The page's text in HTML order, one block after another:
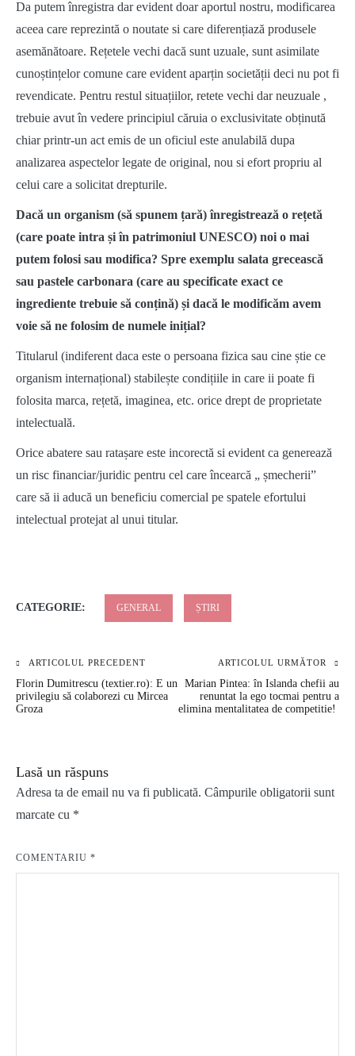
Da putem înregistra dar evident doar aportul nostru, modificarea
aceea care reprezintă o noutate si care diferențiază produsele
asemănătoare. Rețetele vechi dacă sunt uzuale, sunt asimilate
cunoștințelor comune care evident aparțin societății deci nu pot fi
revendicate. Pentru restul situațiilor, retete vechi dar neuzuale ,
trebuie avut în vedere principiul căruia o exclusivitate obținută
chiar printr-un act emis de un oficiul este anulabilă dupa
analizarea aspectelor legate de original, nou si efort propriu al
celui care a solicitat drepturile.
Dacă un organism (să spunem țară) înregistrează o rețetă
(care poate intra și în patrimoniul UNESCO) noi o mai
putem folosi sau modifica? Spre exemplu salata grecească
sau pastele carbonara (care au specificate exact ce
ingrediente trebuie să conțină) și dacă le modificăm avem
voie să ne folosim de numele inițial?
Titularul (indiferent daca este o persoana fizica sau cine știe ce
organism internațional) stabilește condițiile in care ii poate fi
folosita marca, rețetă, imaginea, etc. orice drept de proprietate
intelectuală.
Orice abatere sau ratașare este incorectă si evident ca generează
un risc financiar/juridic pentru cel care încearcă „ șmecherii”
care să ii aducă un beneficiu comercial pe spatele efortului
intelectual protejat al unui titular.
CATEGORIE: GENERAL ȘTIRI
Navigare
în
ARTICOLUL PRECEDENT
Florin Dumitrescu (textier.ro): E un
privilegiu să colaborezi cu Mircea
Groza
ARTICOLUL URMĂTOR
Marian Pintea: în Islanda chefii au
renuntat la ego tocmai pentru a
elimina mentalitatea de competitie!
Lasă un răspuns
Adresa ta de email nu va fi publicată. Câmpurile obligatorii sunt
marcate cu *
COMENTARIU *